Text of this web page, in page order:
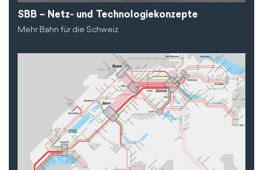
SBB – Netz- und Technologiekonzepte
Mehr Bahn für die Schweiz